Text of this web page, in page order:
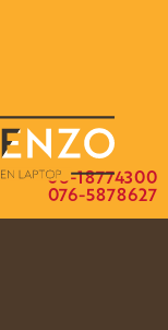
076-5878627
06-18774300